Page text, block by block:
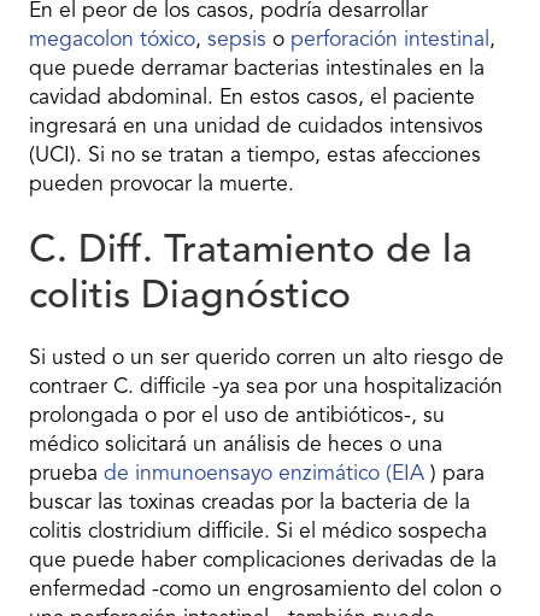
En el peor de los casos, podría desarrollar
megacolon tóxico, sepsis o perforación intestinal ,
que puede derramar bacterias intestinales en la
cavidad abdominal. En estos casos, el paciente
ingresará en una unidad de cuidados intensivos
(UCI). Si no se tratan a tiempo, estas afecciones
pueden provocar la muerte.
C. Diff. Tratamiento de la
colitis Diagnóstico
Si usted o un ser querido corren un alto riesgo de
contraer C. difficile -ya sea por una hospitalización
prolongada o por el uso de antibióticos-, su
médico solicitará un análisis de heces o una
prueba de inmunoensayo enzimático (EIA ) para
buscar las toxinas creadas por la bacteria de la
colitis clostridium difficile. Si el médico sospecha
que puede haber complicaciones derivadas de la
enfermedad -como un engrosamiento del colon o